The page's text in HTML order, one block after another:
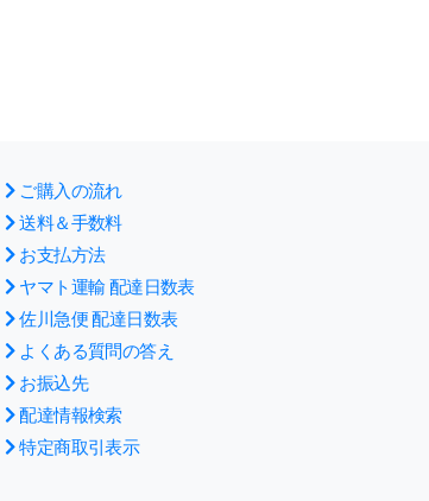
ご購入の流れ
送料＆手数料
お支払方法
ヤマト運輸 配達日数表
佐川急便 配達日数表
よくある質問の答え
お振込先
配達情報検索
特定商取引表示